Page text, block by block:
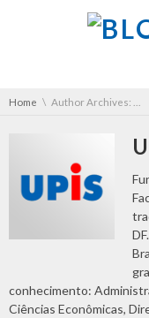
You are here:
Home Author Archives: UPIS
conhecimento:
Ciências Econômicas,